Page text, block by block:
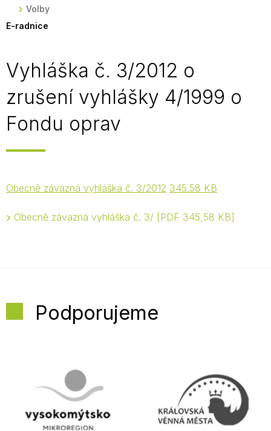
Volby
E-radnice
Vyhláška č. 3/2012 o
zrušení vyhlášky 4/1999 o
Fondu oprav
Obecně závazná vyhláška č. 3/2012 345.58 KB
Obecně závazná vyhláška č. 3/ PDF 345,58 KB
Podporujeme